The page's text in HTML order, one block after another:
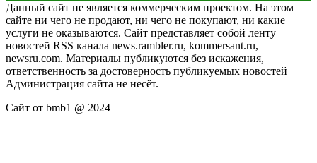
Данный сайт не является коммерческим проектом. На этом
сайте ни чего не продают, ни чего не покупают, ни какие
услуги не оказываются. Сайт представляет собой ленту
новостей RSS канала news.rambler.ru, kommersant.ru,
newsru.com. Материалы публикуются без искажения,
ответственность за достоверность публикуемых новостей
Администрация сайта не несёт.
Сайт от bmb1 @ 2024